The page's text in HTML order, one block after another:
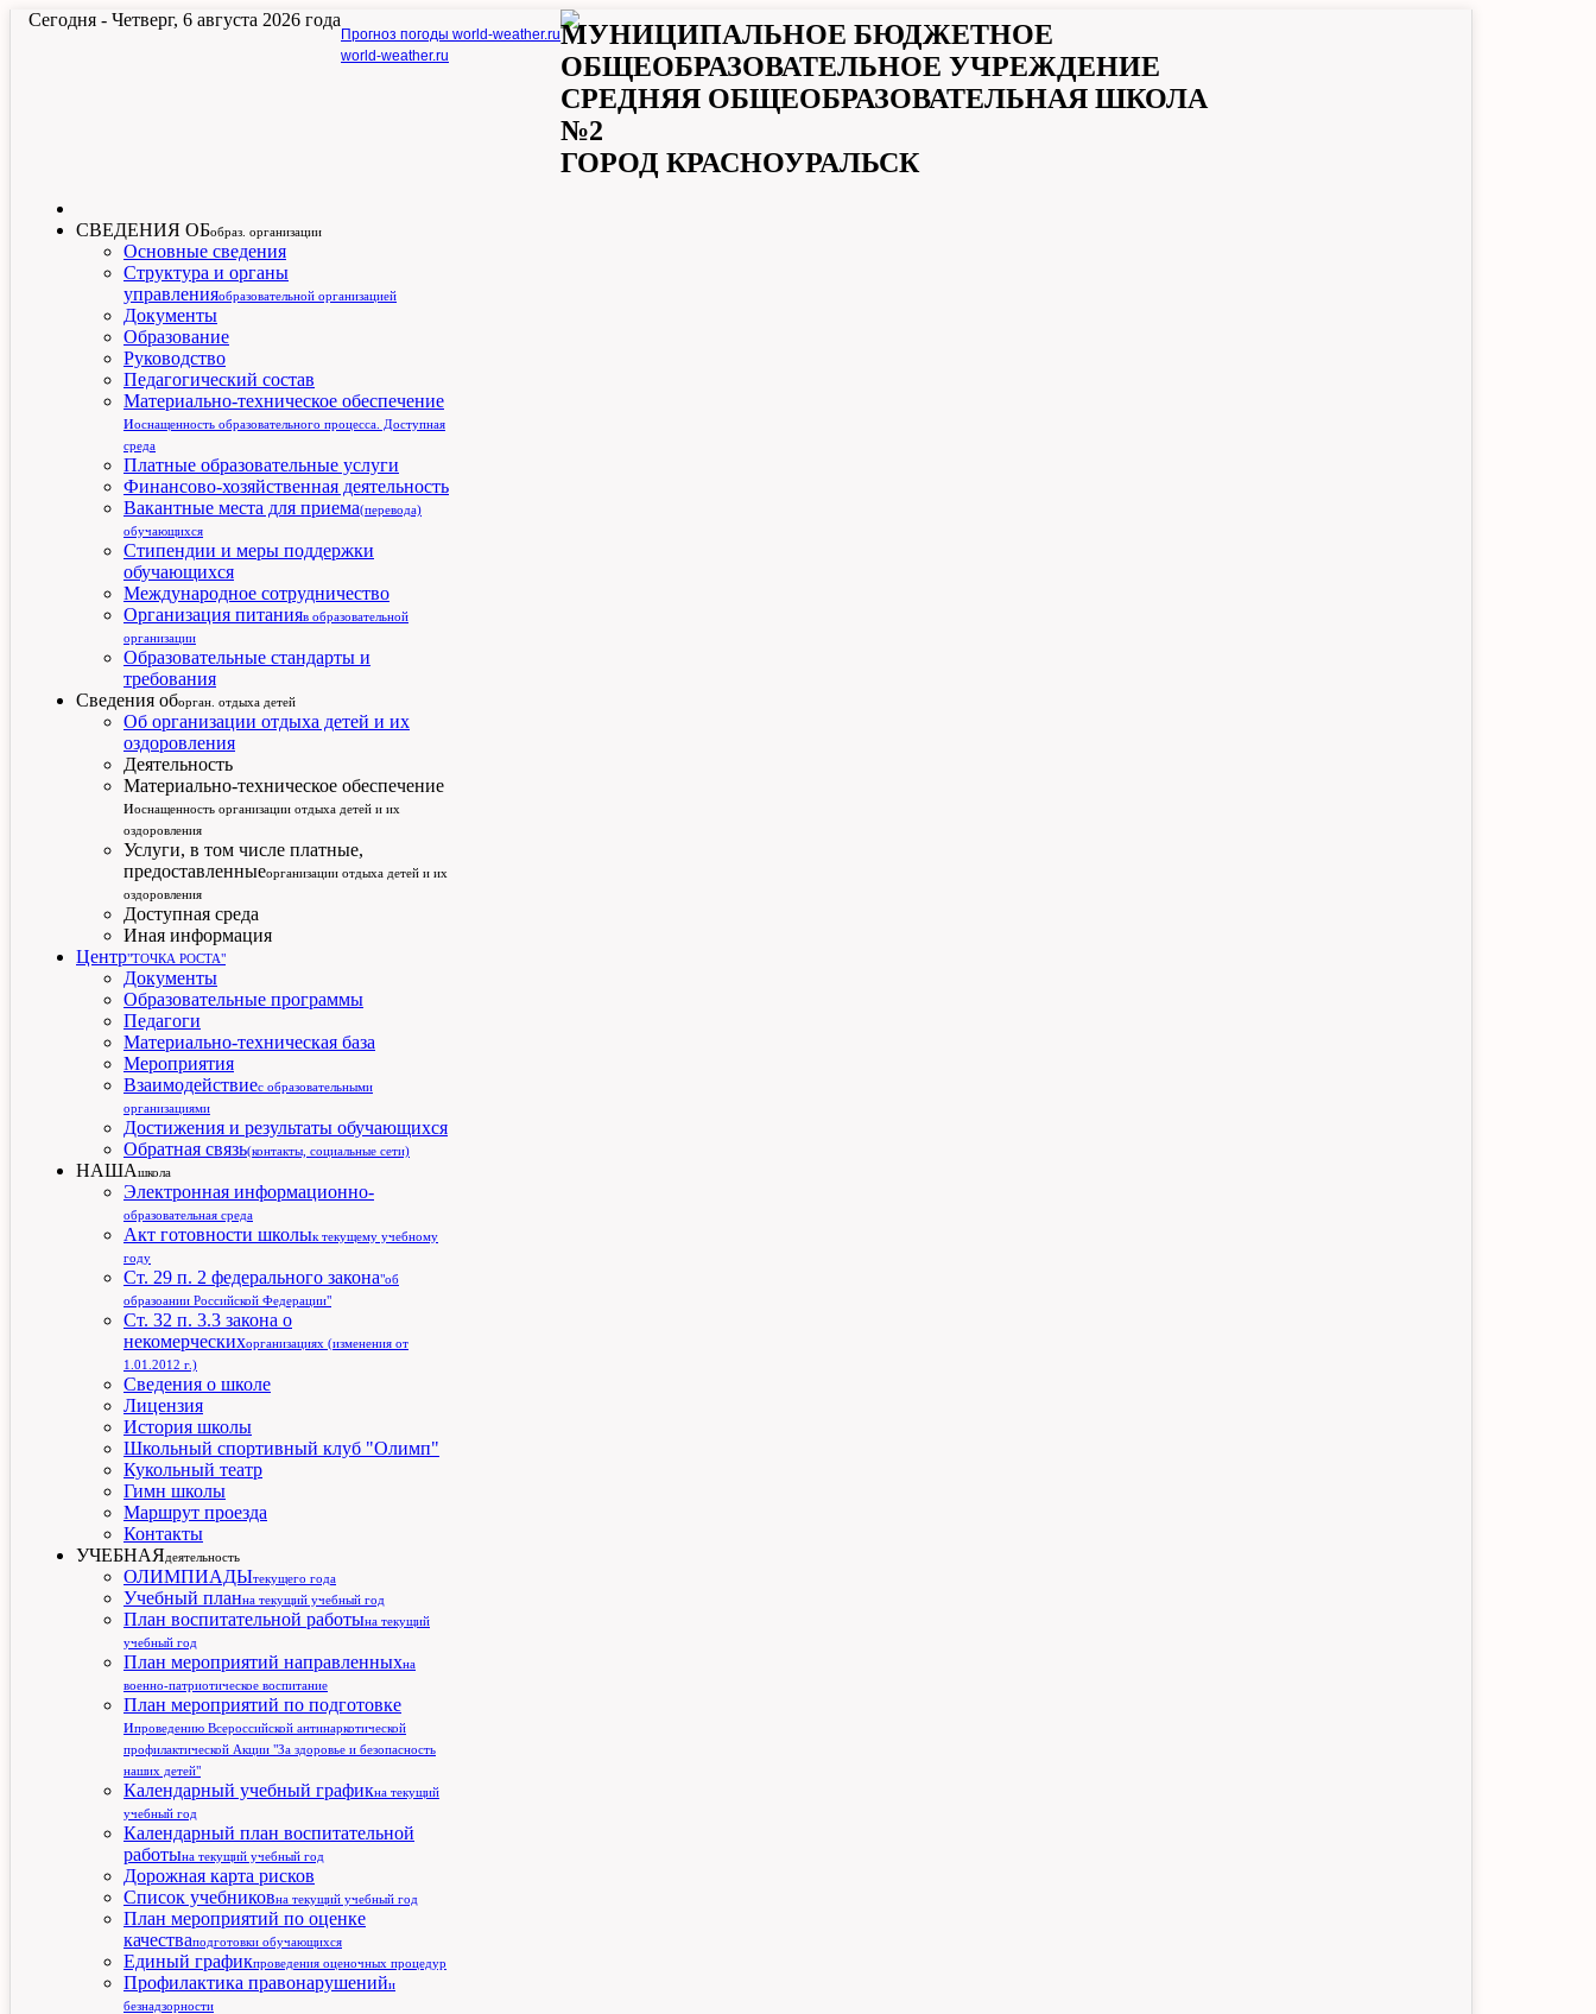
Сегодня - Четверг, 6 августа 2026 года
Прогноз погоды world-weather.ru
world-weather.ru
МУНИЦИПАЛЬНОЕ БЮДЖЕТНОЕ
ОБЩЕОБРАЗОВАТЕЛЬНОЕ УЧРЕЖДЕНИЕ
СРЕДНЯЯ ОБЩЕОБРАЗОВАТЕЛЬНАЯ ШКОЛА
№2
ГОРОД КРАСНОУРАЛЬСК
СВЕДЕНИЯ ОБобраз. организации
Основные сведения
Структура и органы
управленияобразовательной организацией
Документы
Образование
Руководство
Педагогический состав
Материально-техническое обеспечение
иоснащенность образовательного процесса. Доступная
среда
Платные образовательные услуги
Финансово-хозяйственная деятельность
Вакантные места для приема(перевода)
обучающихся
Стипендии и меры поддержки
обучающихся
Международное сотрудничество
Организация питанияв образовательной
организации
Образовательные стандарты и
требования
Сведения оборган. отдыха детей
Об организации отдыха детей и их
оздоровления
Деятельность
Материально-техническое обеспечение
иоснащенность организации отдыха детей и их
оздоровления
Услуги, в том числе платные,
предоставленныеорганизации отдыха детей и их
оздоровления
Доступная среда
Иная информация
Центр"ТОЧКА РОСТА"
Документы
Образовательные программы
Педагоги
Материально-техническая база
Мероприятия
Взаимодействиес образовательными
организациями
Достижения и результаты обучающихся
Обратная связь(контакты, социальные сети)
НАШАшкола
Электронная информационно-
образовательная среда
Акт готовности школык текущему учебному
году
Ст. 29 п. 2 федерального закона"об
образоании Российской Федерации"
Ст. 32 п. 3.3 закона о
некомерческихорганизациях (изменения от
1.01.2012 г.)
Сведения о школе
Лицензия
История школы
Школьный спортивный клуб "Олимп"
Кукольный театр
Гимн школы
Маршрут проезда
Контакты
УЧЕБНАЯдеятельность
ОЛИМПИАДЫтекущего года
Учебный планна текущий учебный год
План воспитательной работына текущий
учебный год
План мероприятий направленныхна
военно-патриотическое воспитание
План мероприятий по подготовке
ипроведению Всероссийской антинаркотической
профилактической Акции "За здоровье и безопасность
наших детей"
Календарный учебный графикна текущий
учебный год
Календарный план воспитательной
работына текущий учебный год
Дорожная карта рисков
Список учебниковна текущий учебный год
План мероприятий по оценке
качестваподготовки обучающихся
Единый графикпроведения оценочных процедур
Профилактика правонарушенийи
безнадзорности